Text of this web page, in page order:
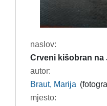
naslov:
Crveni kišobran na
autor:
Braut, Marija
mjesto: